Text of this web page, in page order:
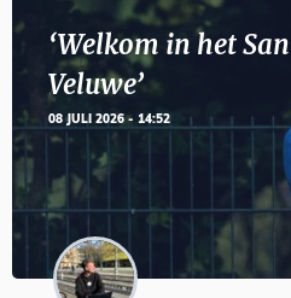
‘Welkom in het
Veluwe’
08 JULI 2026 - 14:52